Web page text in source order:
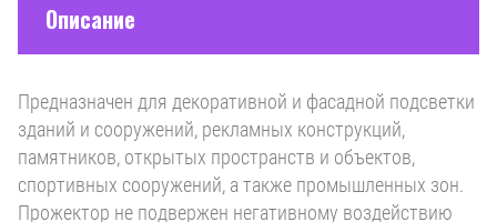
Описание
Предназначен для декоративной и фасадной подсветки
зданий и сооружений, рекламных конструкций,
памятников, открытых пространств и объектов,
спортивных сооружений, а также промышленных зон.
Прожектор не подвержен негативному воздействию